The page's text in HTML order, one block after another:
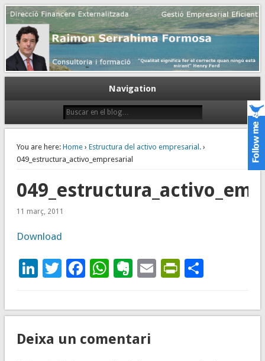
Dirección financiera de la PyME
Gestión empresarial eficiente. Dirección financiera externalizada.
Navigation
You are here: Home› Estructura del activo empresarial.›
049_estructura_activo_empresarial
11 març, 2011
Download
LinkedIn
Twitter
Facebook
WhatsApp
Evernote
Email
Deixa un comentari